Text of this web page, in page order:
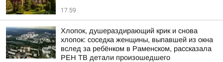
17:59
Хлопок, душераздирающий крик и снова
хлопок: соседка женщины, выпавшей из окна
вслед за ребёнком в Раменском, рассказала
РЕН ТВ детали произошедшего